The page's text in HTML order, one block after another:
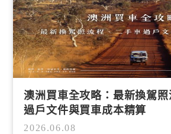
澳洲買車全攻略：最新換駕
過戶文件與買車成本精算
2026.06.08